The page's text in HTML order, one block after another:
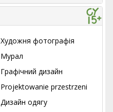
Художня фотографія
Мурал
Графічний дизайн
Projektowanie przestrzeni
Дизайн одягу